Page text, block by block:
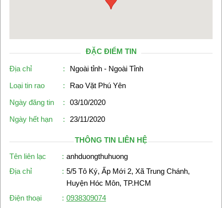
ĐẶC ĐIỂM TIN
Địa chỉ :
Ngoài tỉnh - Ngoài Tỉnh
Loại tin rao
:
Rao Vặt Phú Yên
Ngày đăng tin
:
03/10/2020
Ngày hết hạn
: 23/11/2020
THÔNG TIN LIÊN HỆ
Tên liên lạc
: anhduongthuhuong
Địa chỉ
: 5/5 Tô Ký, Ấp Mới 2, Xã Trung Chánh,
Huyện Hóc Môn, TP.HCM
Điện thoại
: 0938309074